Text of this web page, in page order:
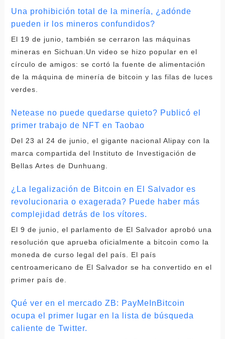
Una prohibición total de la minería, ¿adónde
pueden ir los mineros confundidos?
El 19 de junio, también se cerraron las máquinas
mineras en Sichuan.Un video se hizo popular en el
círculo de amigos: se cortó la fuente de alimentación
de la máquina de minería de bitcoin y las filas de luces
verdes.
Netease no puede quedarse quieto? Publicó el
primer trabajo de NFT en Taobao
Del 23 al 24 de junio, el gigante nacional Alipay con la
marca compartida del Instituto de Investigación de
Bellas Artes de Dunhuang.
¿La legalización de Bitcoin en El Salvador es
revolucionaria o exagerada? Puede haber más
complejidad detrás de los vítores.
El 9 de junio, el parlamento de El Salvador aprobó una
resolución que aprueba oficialmente a bitcoin como la
moneda de curso legal del país. El país
centroamericano de El Salvador se ha convertido en el
primer país de.
Qué ver en el mercado ZB: PayMeInBitcoin
ocupa el primer lugar en la lista de búsqueda
caliente de Twitter.